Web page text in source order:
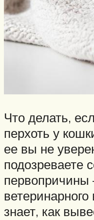
Что делать,
перхоть у
ее вы не
подозреваете
первопричины
знает, как